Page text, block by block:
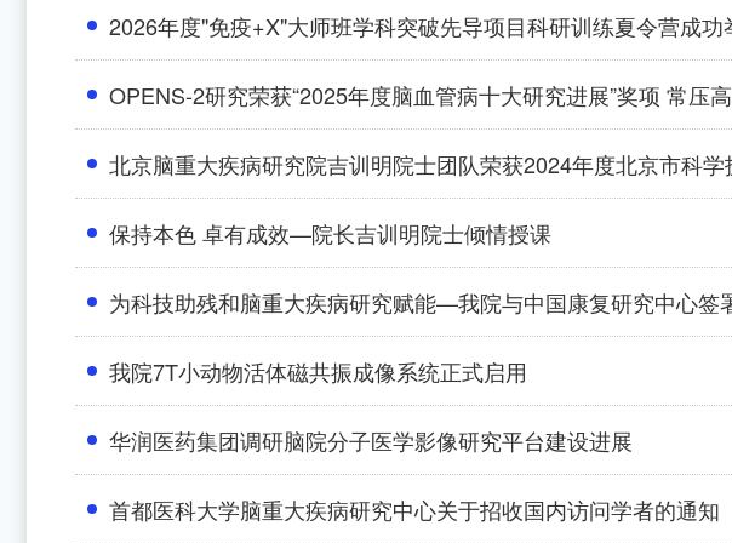
2026年度"免疫+X"大师班学科突破先导项目科研训练夏令营成功
OPENS-2研究荣获“2025年度脑血管病十大研究进展”奖项 常压
北京脑重大疾病研究院吉训明院士团队荣获2024年度北京市科
保持本色 卓有成效—院长吉训明院士倾情授课
为科技助残和脑重大疾病研究赋能—我院与中国康复研究中心签
我院7T小动物活体磁共振成像系统正式启用
华润医药集团调研脑院分子医学影像研究平台建设进展
首都医科大学脑重大疾病研究中心关于招收国内访问学者的通知